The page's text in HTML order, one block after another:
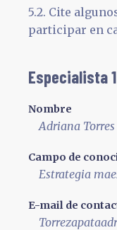
5.2. Cite
participar en
Especialista 1
Nombre
Adriana
Campo de
Estrategia
E-mail de